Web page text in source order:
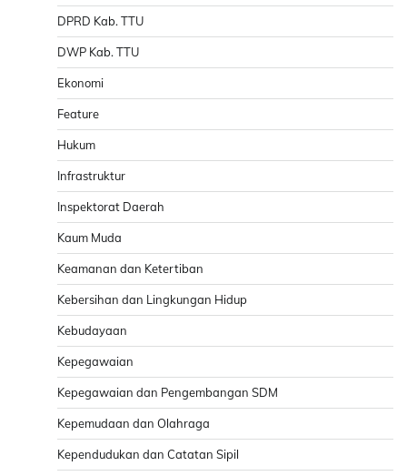
DPRD Kab. TTU
DWP Kab. TTU
Ekonomi
Feature
Hukum
Infrastruktur
Inspektorat Daerah
Kaum Muda
Keamanan dan Ketertiban
Kebersihan dan Lingkungan Hidup
Kebudayaan
Kepegawaian
Kepegawaian dan Pengembangan SDM
Kepemudaan dan Olahraga
Kependudukan dan Catatan Sipil